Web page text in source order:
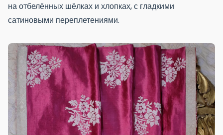
на отбелённых шёлках и хлопках, с гладкими
сатиновыми переплетениями.